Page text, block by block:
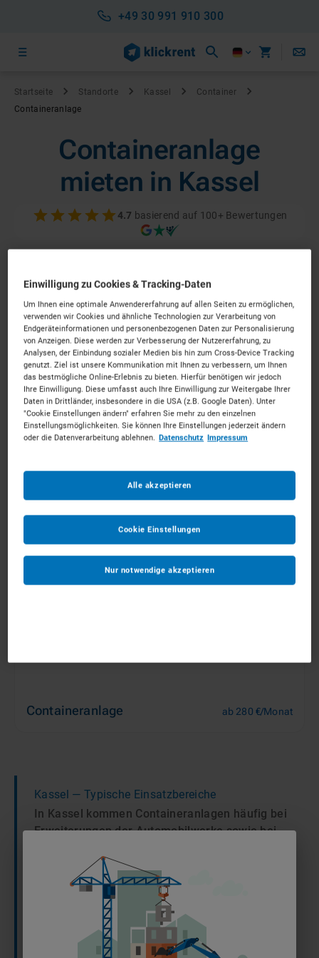
+49 30 991 910 300
Startseite Standorte Kassel
Container
Containeranlage
Containeranlage
mieten in Kassel
4.7 basierend auf 100+ Bewertungen
Containeranlage mieten in Kassel
Mitten in Deutschland – ganz nah an Ihrem Projekt.
Vorhaben. Unkompliziert, zu starken Konditionen und
mit persönlichem Experten-Service.
63Vermietpartner im RaumKassel
Containeranlage ab 280 €/Monat
Kassel — Typische Einsatzbereiche
In Kassel kommen Containeranlagen häufig bei
Erweiterungen der Automobilwerke sowie bei
Schienennetz zum Einsatz. Sie dienen dort als
mobile Büro- und Aufenthaltsräume für
Projektteams oder als sichere Lagereinheiten
direkt an den Gleisbaustellen. Durch ihre
modulare Bauweise ermöglichen sie eine
flexible Infrastruktur an den bedeutenden
Einwilligung zu Cookies & Tracking-Daten
Um Ihnen eine optimale Anwendererfahrung auf allen Seiten zu ermöglichen,
verwenden wir Cookies und ähnliche Technologien zur Verarbeitung von
Endgeräteinformationen und personenbezogenen Daten zur Personalisierung
von Anzeigen. Diese werden zur Verbesserung der Nutzererfahrung, zu
Analysen, der Einbindung sozialer Medien bis hin zum Cross-Device Tracking
genutzt. Ziel ist unsere Kommunikation mit Ihnen zu verbessern, um Ihnen
das bestmögliche Online-Erlebnis zu bieten. Hierfür benötigen wir jedoch
Ihre Einwilligung. Diese umfasst auch Ihre Einwilligung zur Weitergabe Ihrer
Daten in Drittländer, insbesondere in die USA (z.B. Google Daten). Unter
"Cookie Einstellungen ändern" erfahren Sie mehr zu den einzelnen
Einstellungsmöglichkeiten. Sie können Ihre Einstellungen jederzeit ändern
oder die Datenverarbeitung ablehnen. Datenschutz Impressum
Nur notwendige akzeptieren
Alle akzeptieren
Cookie Einstellungen